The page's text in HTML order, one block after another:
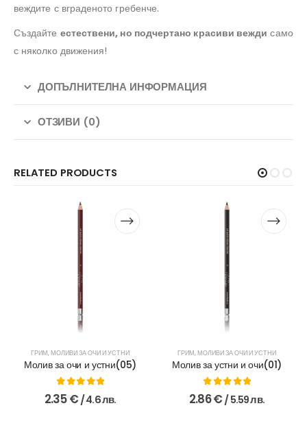
веждите с вграденото гребенче.
Създайте естествени, но подчертано красиви вежди само
с няколко движения!
ДОПЪЛНИТЕЛНА ИНФОРМАЦИЯ
ОТЗИВИ (0)
RELATED PRODUCTS
ГРИМ,МОЛИВИ ЗА ОЧИ И УСТНИ
Молив за очи и устни(05)
0out of 5
2.35€ / 4.6 лв.
ГРИМ,МОЛИВИ ЗА ОЧИ И УСТНИ
Молив за устни и очи(01)
0out of 5
2.86€ / 5.59 лв.